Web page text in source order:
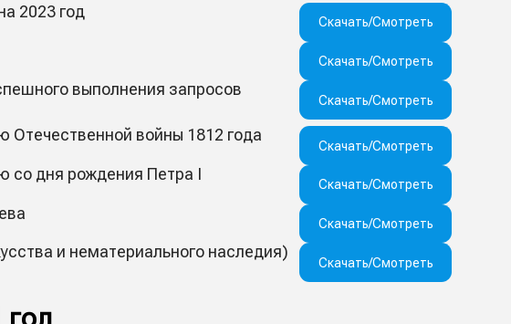
2023 год
Скачать/Смотреть
Скачать/Смотреть
выполнения запросов
Скачать/Смотреть
Отечественной войны 1812 года
Скачать/Смотреть
со дня рождения Петра I
Скачать/Смотреть
Скачать/Смотреть
и нематериального наследия)
Скачать/Смотреть